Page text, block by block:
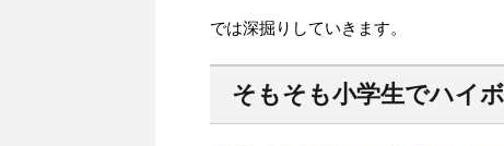
では深掘りしていきます。
そもそも小学生でハイ